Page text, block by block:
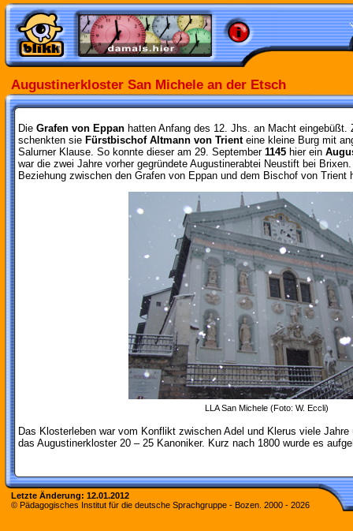
Augustinerkloster San Michele an der Etsch
Die Grafen von Eppan hatten Anfang des 12. Jhs. an Macht
schenkten sie Fürstbischof Altmann von Trienteine kleine Burg mit
Salurner Klause. So konnte dieser am 29. September 1145 hier ein
war die zwei Jahre vorher gegründete Augustinerabtei Neustift bei
Beziehung zwischen den Grafen von Eppan und dem Bischof von Trient
LLA San Michele (Foto: W. Eccli)
Das Klosterleben war vom Konflikt zwischen Adel und Klerus viele
das Augustinerkloster 20 – 25 Kanoniker. Kurz nach 1800 wurde es
Letzte Änderung: 12.01.2012
© Pädagogisches Institut für die deutsche Sprachgruppe - Bozen. 2000 - 2026